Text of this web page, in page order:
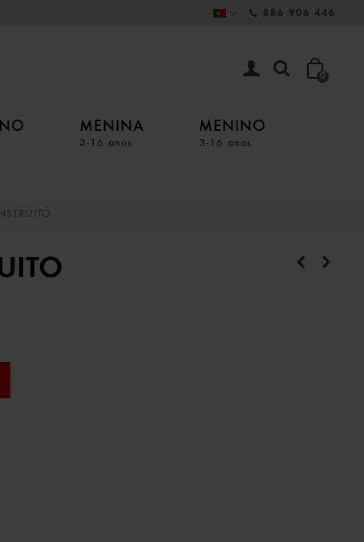
886 906 446
0
MENINA
3-16 anos
MENINO
3-16 anos